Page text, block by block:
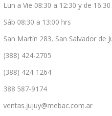
Lun a Vie 08:30 a 12:30 y de
Sáb 08:30 a 13:00 hrs
San Martín 283, San Salvador de
(388) 424-2705
(388) 424-1264
388 587-9174
ventas.jujuy@mebac.com.ar